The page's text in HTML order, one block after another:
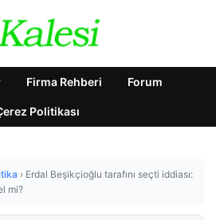
Firma Rehberi Forum
Politikası
› Erdal Beşikçioğlu tarafını seçti iddiası:
mi?